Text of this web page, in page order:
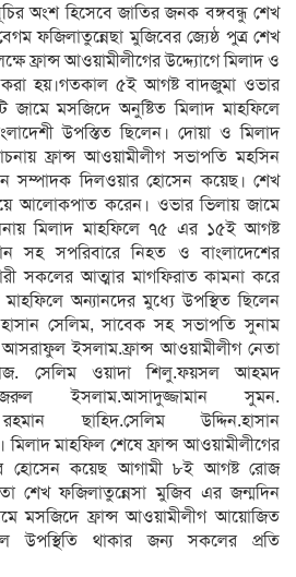
অংশ হিসেবে জাতির জনক বঙ্গবন্ধু শেখ
ফজিলাতুন্নেছা মুজিবের জ্যেষ্ঠ পুত্র শেখ
ফ্রান্স আওয়ামীলীগের উদ্দ্যোগে মিলাদ ও
হয়।গতকাল ৫ই আগষ্ট বাদজুমা ওভার
জামে মসজিদে অনুষ্টিত মিলাদ মাহফিলে
উপস্তিত ছিলেন। দোয়া ও মিলাদ
ফ্রান্স আওয়ামীলীগ সভাপতি মহসিন
সম্পাদক দিলওয়ার হোসেন কয়েছ। শেখ
আলোকপাত করেন। ওভার ভিলায় জামে
মিলাদ মাহফিলে ৭৫ এর ১৫ই আগষ্ট
সহ সপরিবারে নিহত ও বাংলাদেশের
সকলের আত্মার মাগফিরাত কামনা করে
অন্যানদের মুধ্যে উপস্থিত ছিলেন
সেলিম, সাবেক সহ সভাপতি সুনাম
ইসলাম.ফ্রান্স আওয়ামীলীগ নেতা
সেলিম ওয়াদা শিলু.ফয়সল আহমদ
ইসলাম.আসাদুজ্জামান সুমন.
ছাহিদ.সেলিম উদ্দিন.হাসান
মিলাদ মাহফিল শেষে ফ্রান্স আওয়ামীলীগের
হোসেন কয়েছ আগামী ৮ই আগষ্ট রোজ
শেখ ফজিলাতুন্নেসা মুজিব এর জন্মদিন
মসজিদে ফ্রান্স আওয়ামীলীগ আয়োজিত
উপস্থিতি থাকার জন্য সকলের প্রতি